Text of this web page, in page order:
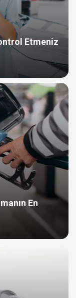
Etmeniz
En